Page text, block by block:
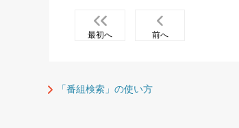
最初へ 前へ
「番組検索」の使い方